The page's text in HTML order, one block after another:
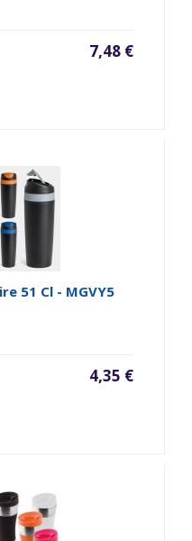
7,48 €
51 Cl - MGVY5
4,35 €